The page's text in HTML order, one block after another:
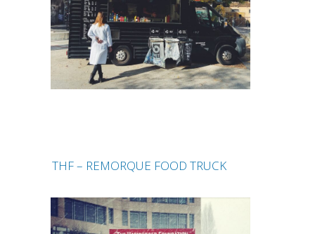
THF – REMORQUE FOOD TRUCK